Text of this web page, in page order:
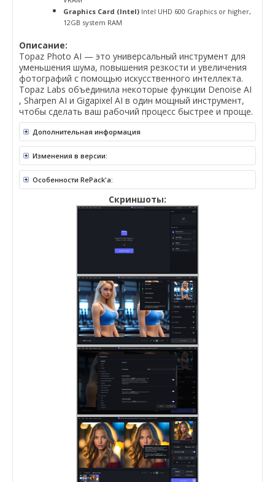
Graphics Card (Intel) Intel UHD 600 Graphics or higher,
12GB system RAM
Описание:
Topaz Photo AI — это универсальный инструмент для
уменьшения шума, повышения резкости и увеличения
фотографий с помощью искусственного интеллекта.
Topaz Labs объединила некоторые функции Denoise AI
, Sharpen AI и Gigapixel AI в один мощный инструмент,
чтобы сделать ваш рабочий процесс быстрее и проще.
Дополнительная информация
Изменения в версии:
Особенности RePack'a:
Скриншоты: